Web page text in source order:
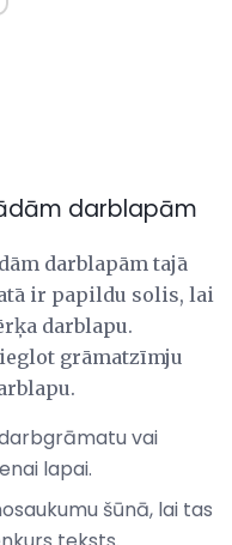
darblapām
darblapām tajā
ir papildu solis, lai
darblapu.
grāmatzīmju
vai
lapai.
šūnā, lai tas